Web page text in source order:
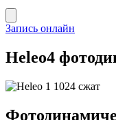
Запись онлайн
Heleo4